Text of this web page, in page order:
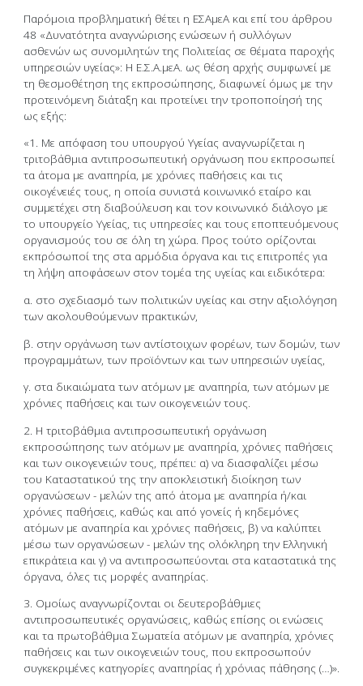
Παρόμοια προβληματική θέτει η ΕΣΑμεΑ και επί του άρθρου
48 «Δυνατότητα αναγνώρισης ενώσεων ή συλλόγων
ασθενών ως συνομιλητών της Πολιτείας σε θέματα παροχής
υπηρεσιών υγείας»: Η Ε.Σ.Α.μεΑ. ως θέση αρχής συμφωνεί με
τη θεσμοθέτηση της εκπροσώπησης, διαφωνεί όμως με την
προτεινόμενη διάταξη και προτείνει την τροποποίησή της
ως εξής:
«1. Με απόφαση του υπουργού Υγείας αναγνωρίζεται η
τριτοβάθμια αντιπροσωπευτική οργάνωση που εκπροσωπεί
τα άτομα με αναπηρία, με χρόνιες παθήσεις και τις
οικογένειές τους, η οποία συνιστά κοινωνικό εταίρο και
συμμετέχει στη διαβούλευση και τον κοινωνικό διάλογο με
το υπουργείο Υγείας, τις υπηρεσίες και τους εποπτευόμενους
οργανισμούς του σε όλη τη χώρα. Προς τούτο ορίζονται
εκπρόσωποί της στα αρμόδια όργανα και τις επιτροπές για
τη λήψη αποφάσεων στον τομέα της υγείας και ειδικότερα:
α. στο σχεδιασμό των πολιτικών υγείας και στην αξιολόγηση
των ακολουθούμενων πρακτικών,
β. στην οργάνωση των αντίστοιχων φορέων, των δομών, των
προγραμμάτων, των προϊόντων και των υπηρεσιών υγείας,
γ. στα δικαιώματα των ατόμων με αναπηρία, των ατόμων με
χρόνιες παθήσεις και των οικογενειών τους.
2. Η τριτοβάθμια αντιπροσωπευτική οργάνωση
εκπροσώπησης των ατόμων με αναπηρία, χρόνιες παθήσεις
και των οικογενειών τους, πρέπει: α) να διασφαλίζει μέσω
του Καταστατικού της την αποκλειστική διοίκηση των
οργανώσεων - μελών της από άτομα με αναπηρία ή/και
χρόνιες παθήσεις, καθώς και από γονείς ή κηδεμόνες
ατόμων με αναπηρία και χρόνιες παθήσεις, β) να καλύπτει
μέσω των οργανώσεων - μελών της ολόκληρη την Ελληνική
επικράτεια και γ) να αντιπροσωπεύονται στα καταστατικά της
όργανα, όλες τις μορφές αναπηρίας.
3. Ομοίως αναγνωρίζονται οι δευτεροβάθμιες
αντιπροσωπευτικές οργανώσεις, καθώς επίσης οι ενώσεις
και τα πρωτοβάθμια Σωματεία ατόμων με αναπηρία, χρόνιες
παθήσεις και των οικογενειών τους, που εκπροσωπούν
συγκεκριμένες κατηγορίες αναπηρίας ή χρόνιας πάθησης (…)».